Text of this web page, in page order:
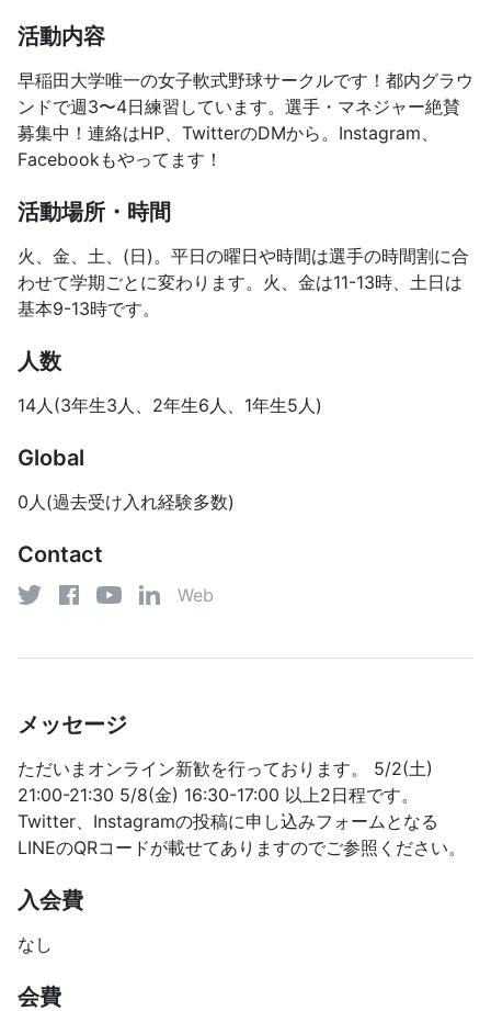
活動内容
早稲田大学唯一の女子軟式野球サークルです！都内グラウ
ンドで週3〜4日練習しています。選手・マネジャー絶賛
募集中！連絡はHP、TwitterのDMから。Instagram、
Facebookもやってます！
活動場所・時間
火、金、土、(日)。平日の曜日や時間は選手の時間割に合
わせて学期ごとに変わります。火、金は11-13時、土日は
基本9-13時です。
人数
14人(3年生3人、2年生6人、1年生5人)
Global
0人(過去受け入れ経験多数)
Contact
YouTube
Web
メッセージ
ただいまオンライン新歓を行っております。 5/2(土)
21:00-21:30 5/8(金) 16:30-17:00 以上2日程です。
Twitter、Instagramの投稿に申し込みフォームとなる
LINEのQRコードが載せてありますのでご参照ください。
入会費
なし
会費